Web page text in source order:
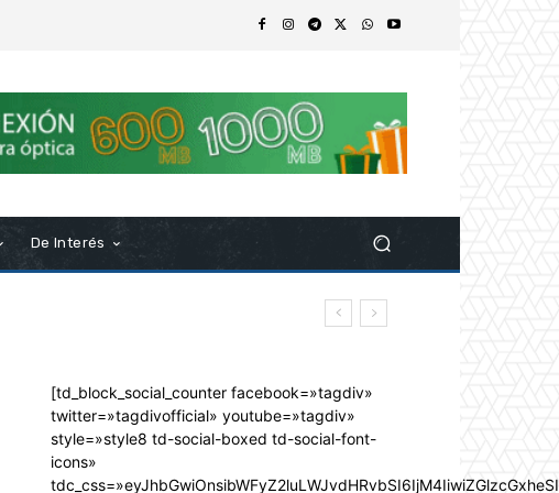
De Interés
[td_block_social_counter facebook=»tagdiv»
twitter=»tagdivofficial» youtube=»tagdiv»
style=»style8 td-social-boxed td-social-font-
icons»